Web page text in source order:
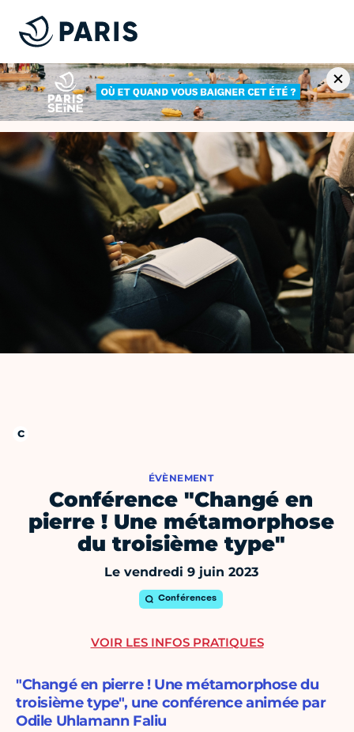
ÉVÈNEMENT
Conférence "Changé en
pierre ! Une métamorphose
du troisième type"
Le vendredi 9 juin 2023
Conférences
"Changé en pierre ! Une métamorphose du
troisième type", une conférence animée par
Odile Uhlamann Faliu
VOIR LES INFOS PRATIQUES